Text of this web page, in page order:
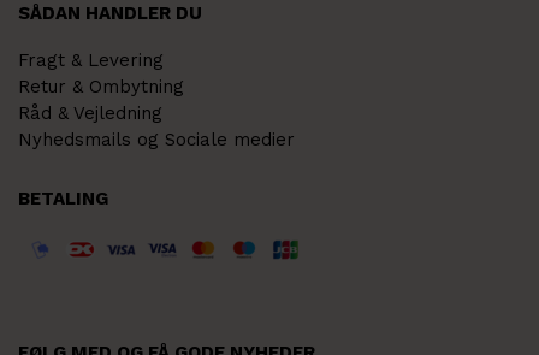
SÅDAN HANDLER DU
Fragt & Levering
Retur & Ombytning
Råd & Vejledning
Nyhedsmails og Sociale medier
BETALING